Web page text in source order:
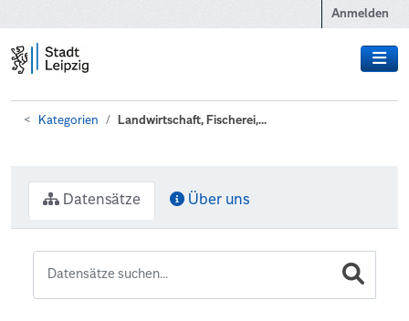
Anmelden
Kategorien Landwirtschaft, Fischerei,...
Datensätze Über uns